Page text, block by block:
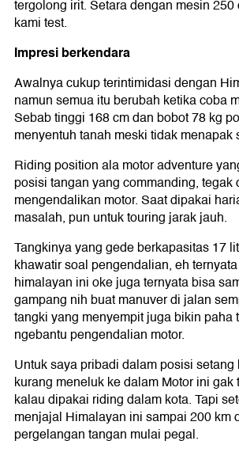
tergolong irit. Setara dengan mesin
kami test.
Impresi berkendara
Awalnya cukup terintimidasi dengan
namun semua itu berubah ketika coba
Sebab tinggi 168 cm dan bobot 78 kg
menyentuh tanah meski tidak menapak
Riding position ala motor adventure
posisi tangan yang commanding, tegak
mengendalikan motor. Saat dipakai
masalah, pun untuk touring jarak jauh.
Tangkinya yang gede berkapasitas 17
khawatir soal pengendalian, eh
himalayan ini oke juga ternyata bisa
gampang nih buat manuver di jalan
tangki yang menyempit juga bikin paha
ngebantu pengendalian motor.
Untuk saya pribadi dalam posisi
kurang meneluk ke dalam Motor ini gak
kalau dipakai riding dalam kota. Tapi
menjajal Himalayan ini sampai 200 km
pergelangan tangan mulai pegal.